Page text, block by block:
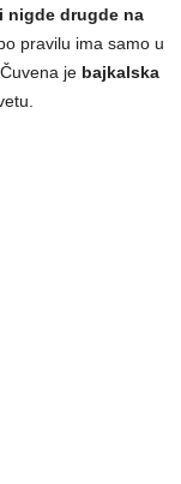
nigde drugde na
pravilu ima samo u
je bajkalska